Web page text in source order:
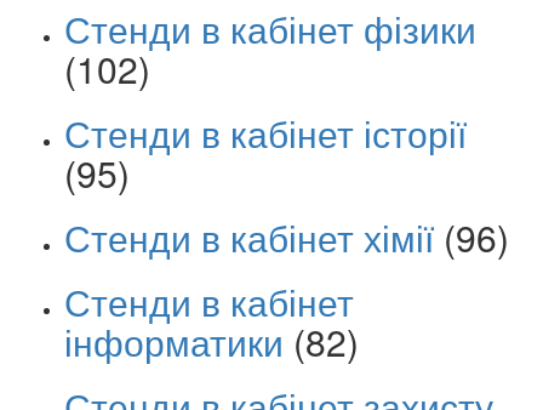
Стенди в кабінет фізики
(102)
Стенди в кабінет історії
(95)
Стенди в кабінет хімії (96)
Стенди в кабінет
інформатики (82)